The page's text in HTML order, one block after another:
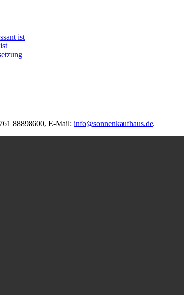
ist
88898600, E-Mail: info@sonnenkaufhaus.de.